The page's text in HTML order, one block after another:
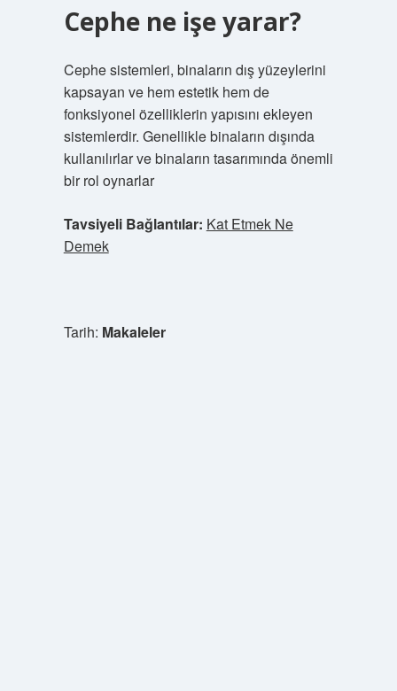
Cephe ne işe yarar?
Cephe sistemleri, binaların dış yüzeylerini
kapsayan ve hem estetik hem de
fonksiyonel özelliklerin yapısını ekleyen
sistemlerdir. Genellikle binaların dışında
kullanılırlar ve binaların tasarımında önemli
bir rol oynarlar
Tavsiyeli Bağlantılar: Kat Etmek Ne
Demek
Tarih: Makaleler